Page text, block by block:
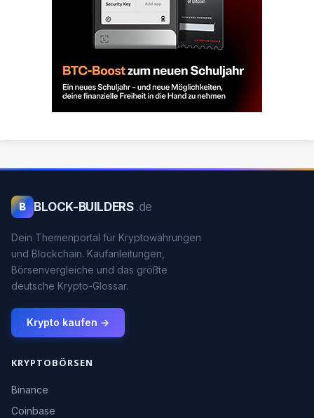
B BLOCK-BUILDERS .de
Dein Themenportal für Kryptowährungen
und Blockchain. Kaufanleitungen,
Börsenvergleiche und das größte
deutsche Krypto-Glossar.
Krypto kaufen →
KRYPTOBÖRSEN
Binance
Coinbase